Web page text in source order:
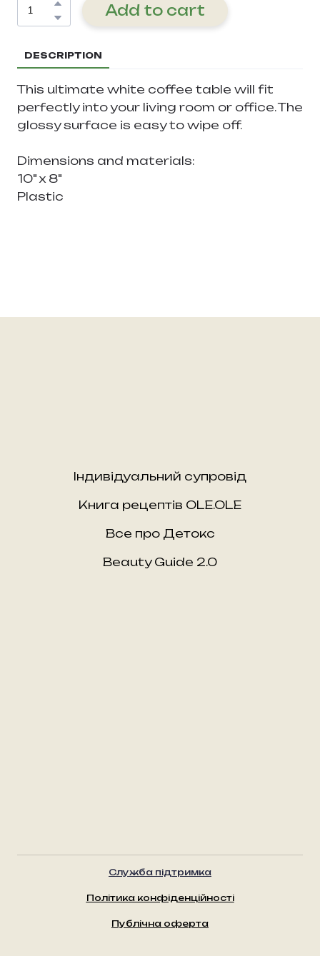
Add to cart
DESCRIPTION
This ultimate white coffee table will fit
perfectly into your living room or office. The
glossy surface is easy to wipe off.
Dimensions and materials:
10" x 8"
Plastic
Індивідуальний супровід
Книга рецептів OLE.OLE
Все про Детокс
Beauty Guide 2.0
Служба підтримка
Політика конфіденційності
Публічна оферта